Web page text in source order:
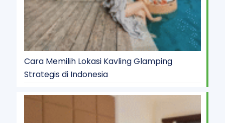
Cara Memilih Lokasi Kavling Glamping
Strategis di Indonesia